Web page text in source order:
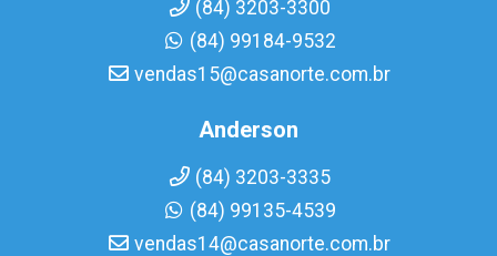
(84) 3203-3300
(84) 99184-9532
vendas15@casanorte.com.br
Anderson
(84) 3203-3335
(84) 99135-4539
vendas14@casanorte.com.br